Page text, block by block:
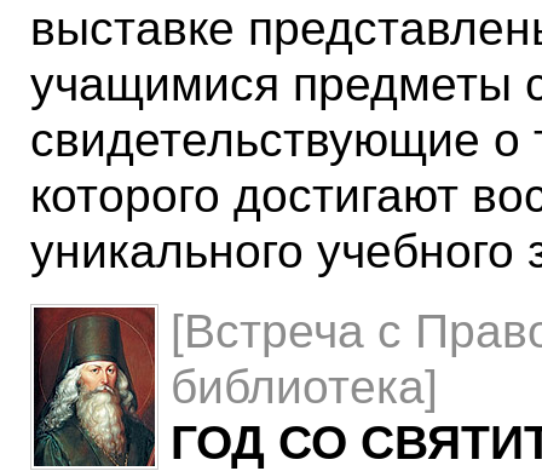
выставке
учащимися предметы
свидетельствующие о
которого достигают
уникального учебного
[Встреча с
библиотека]
ГОД СО